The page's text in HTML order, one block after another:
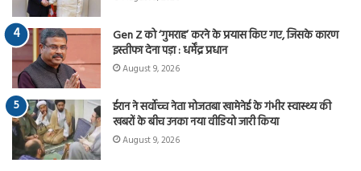
Gen Z को ‘गुमराह’ करने के प्रयास किए गए, जिसके कारण
इस्तीफा देना पड़ा : धर्मेंद्र प्रधान
August 9, 2026
ईरान ने सर्वोच्च नेता मोजतबा खामेनेई के गंभीर स्वास्थ्य की
खबरों के बीच उनका नया वीडियो जारी किया
August 9, 2026